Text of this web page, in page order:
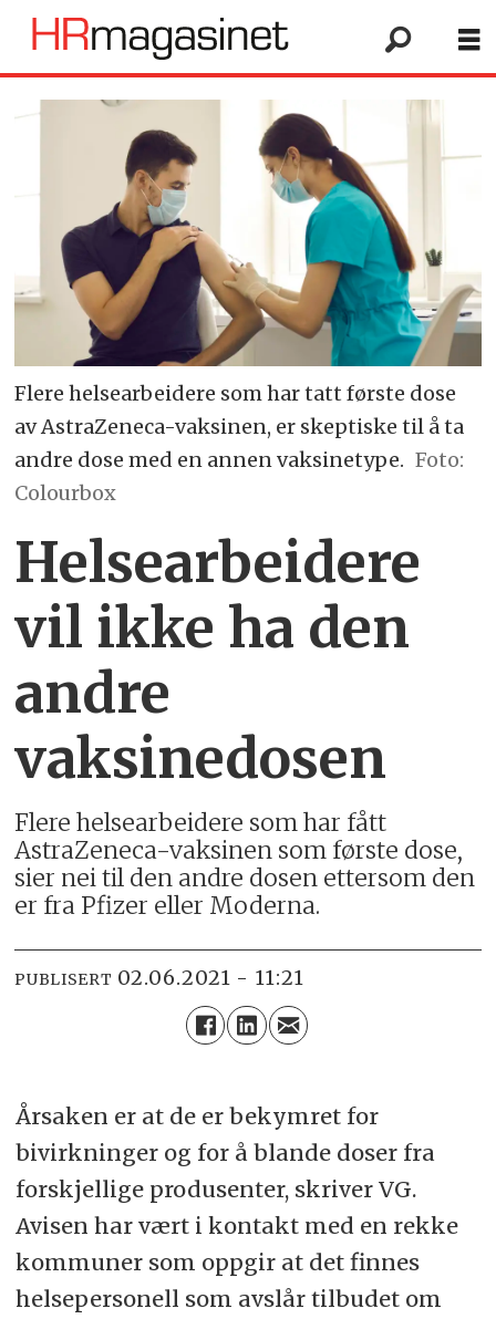
Flere helsearbeidere som har tatt første dose
av AstraZeneca-vaksinen, er skeptiske til å ta
andre dose med en annen vaksinetype. Foto:
Colourbox
Helsearbeidere
vil ikke ha den
andre
vaksinedosen
Flere helsearbeidere som har fått
AstraZeneca-vaksinen som første dose,
sier nei til den andre dosen ettersom den
er fra Pfizer eller Moderna.
PUBLISERT 02.06.2021 - 11:21
Årsaken er at de er bekymret for
bivirkninger og for å blande doser fra
forskjellige produsenter, skriver VG.
Avisen har vært i kontakt med en rekke
kommuner som oppgir at det finnes
helsepersonell som avslår tilbudet om